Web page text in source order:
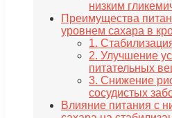
низким
Преимущества
уровнем сахара в
1.
2. Улучшение
питательных
3. Снижение
сосудистых
Влияние питания с